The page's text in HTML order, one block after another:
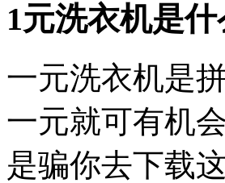
1元洗衣机是什
一元洗衣机是
一元就可有机
是骗你去下载